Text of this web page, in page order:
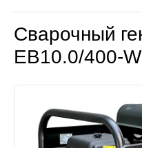
Сварочный
EB10.0/400-